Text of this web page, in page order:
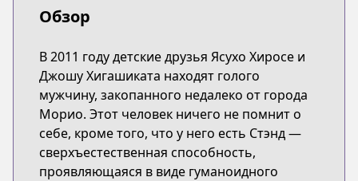
Обзор
В 2011 году детские друзья Ясухо Хиросе и
Джошу Хигашиката находят голого
мужчину, закопанного недалеко от города
Морио. Этот человек ничего не помнит о
себе, кроме того, что у него есть Стэнд —
сверхъестественная способность,
проявляющаяся в виде гуманоидного